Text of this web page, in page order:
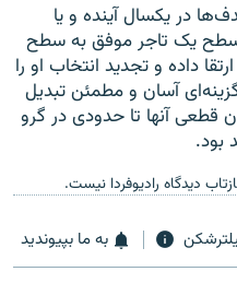
در یکسال آینده و یا
سطح یک تاجر موفق به سطح
داده و تجدید انتخاب او را
آسان و مطمئن تبدیل
قطعی آنها تا حدودی در گرو
بود.
دیدگاه رادیوفردا نیست.
به ما بپیوندید